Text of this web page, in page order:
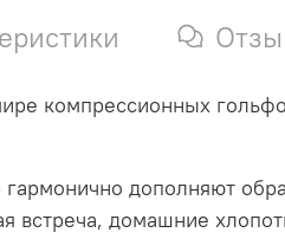
компрессионных
дополняют
встреча, домашние